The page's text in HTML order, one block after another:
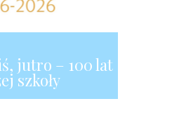
jutro – 100 lat
szkoły